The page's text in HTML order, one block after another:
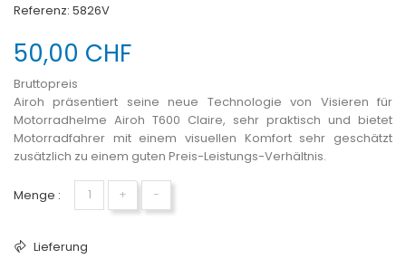
Referenz: 5826V
50,00 CHF
Bruttopreis
Airoh präsentiert seine neue Technologie von Visieren für
Motorradhelme Airoh T600 Claire, sehr praktisch und bietet
Motorradfahrer mit einem visuellen Komfort sehr geschätzt
zusätzlich zu einem guten Preis-Leistungs-Verhältnis.
Menge : + −
Lieferung